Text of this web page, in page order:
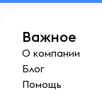
Важное
О компании
Блог
Помощь